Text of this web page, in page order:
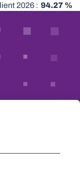
2026 : 94.27 %